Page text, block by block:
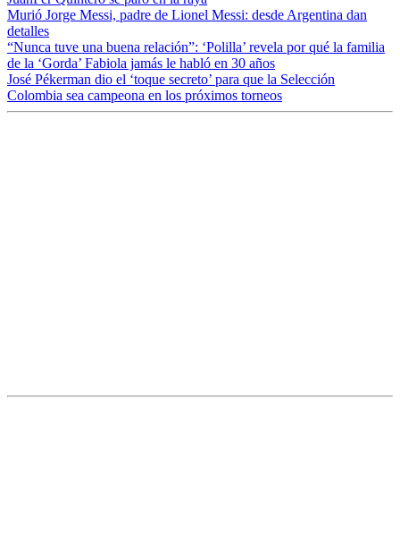
Murió Jorge Messi, padre de Lionel Messi: desde Argentina dan
detalles
“Nunca tuve una buena relación”: ‘Polilla’ revela por qué la familia
de la ‘Gorda’ Fabiola jamás le habló en 30 años
José Pékerman dio el ‘toque secreto’ para que la Selección
Colombia sea campeona en los próximos torneos